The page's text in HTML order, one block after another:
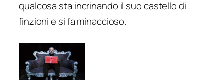
qualcosa sta incrinando il suo castello di
finzioni e si fa minaccioso.